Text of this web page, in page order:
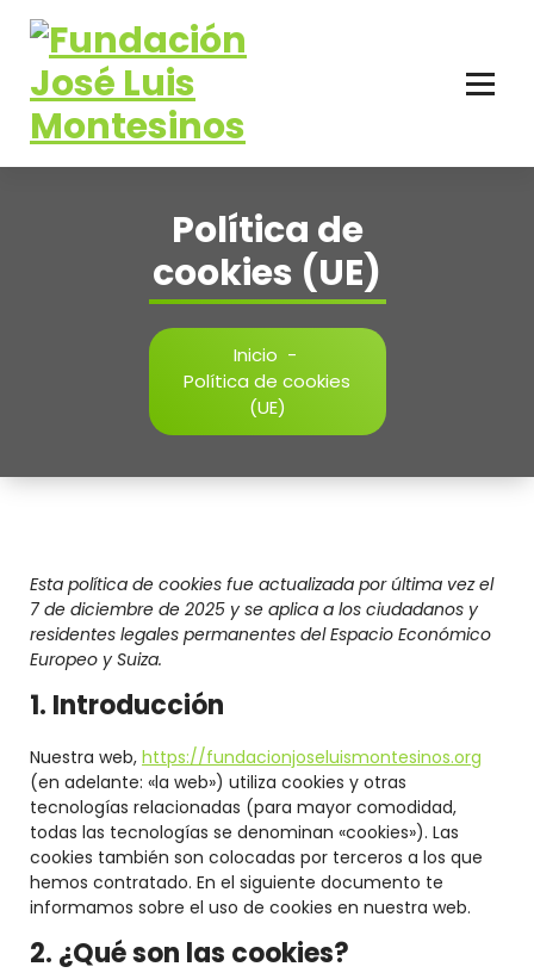
contenido
Política de
cookies (UE)
Inicio -
Política de cookies
(UE)
Esta política de cookies fue actualizada por última vez el
7 de diciembre de 2025 y se aplica a los ciudadanos y
residentes legales permanentes del Espacio Económico
Europeo y Suiza.
1. Introducción
Nuestra web, https://fundacionjoseluismontesinos.org
(en adelante: «la web») utiliza cookies y otras
tecnologías relacionadas (para mayor comodidad,
todas las tecnologías se denominan «cookies»). Las
cookies también son colocadas por terceros a los que
hemos contratado. En el siguiente documento te
informamos sobre el uso de cookies en nuestra web.
2. ¿Qué son las cookies?